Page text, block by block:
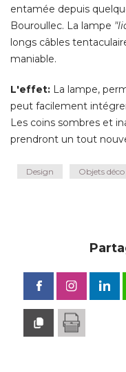
entamée depuis
Bouroullec. La lampe
longs câbles
maniable.
L'effet: La lampe,
peut facilement
Les coins sombres et
prendront un tout
Design Objets déco